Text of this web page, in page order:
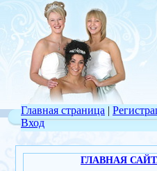
Главная страница |
Вход
ГЛАВНАЯ